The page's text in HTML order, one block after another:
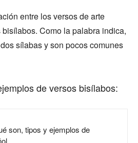
entre los versos de arte
Como la palabra indica,
sílabas y son pocos comunes
de versos bisílabos:
son, tipos y ejemplos de